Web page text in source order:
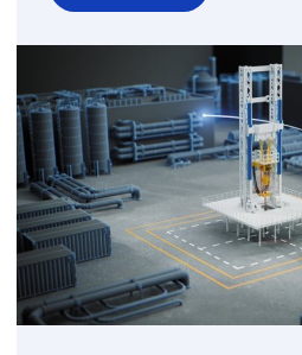
over
Hydrology
Reservoir
Engineering